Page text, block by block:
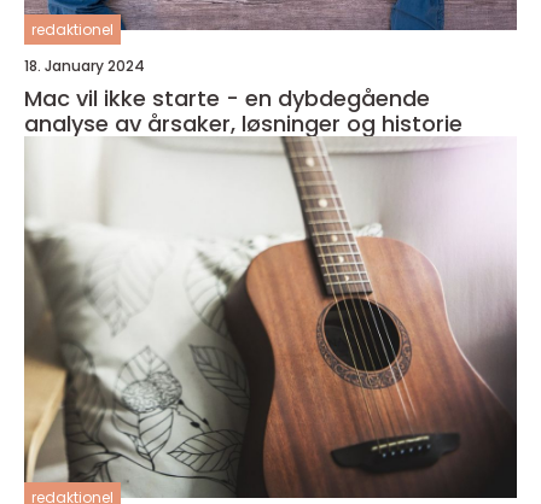
redaktionel
18. January 2024
Mac vil ikke starte - en dybdegående
analyse av årsaker, løsninger og historie
redaktionel